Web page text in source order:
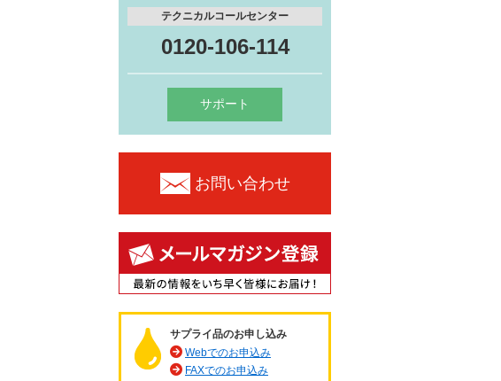
テクニカルコールセンター
0120-106-114
サポート
お問い合わせ
サプライ品のお申し込み
Webでのお申込み
FAXでのお申込み